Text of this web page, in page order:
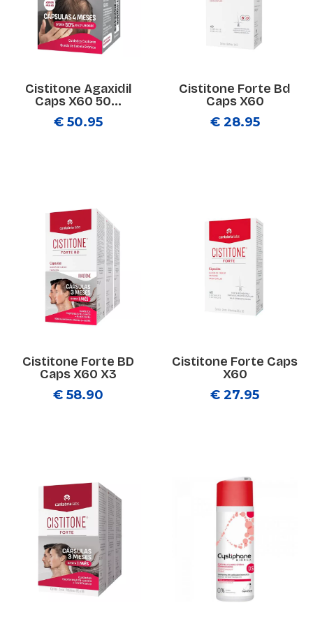
Cistitone Agaxidil
Caps X60 50...
€ 50.95
Cistitone Forte Bd
Caps X60
€ 28.95
Cistitone Forte BD
Caps X60 X3
€ 58.90
Cistitone Forte Caps
X60
€ 27.95